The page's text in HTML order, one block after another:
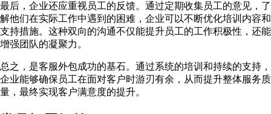
最后，企业还应重视员工的反馈。通过定期收集员工的意见，了
解他们在实际工作中遇到的困难，企业可以不断优化培训内容和
支持措施。这种双向的沟通不仅能提升员工的工作积极性，还能
增强团队的凝聚力。
总之，是客服外包成功的基石。通过系统的培训和持续的支持，
企业能够确保员工在面对客户时游刃有余，从而提升整体服务质
量，最终实现客户满意度的提升。